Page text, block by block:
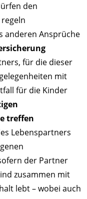
den
anderen Ansprüche
für die dieser
mit
für die Kinder
treffen
Lebenspartners
der Partner
zusammen mit
lebt – wobei auch